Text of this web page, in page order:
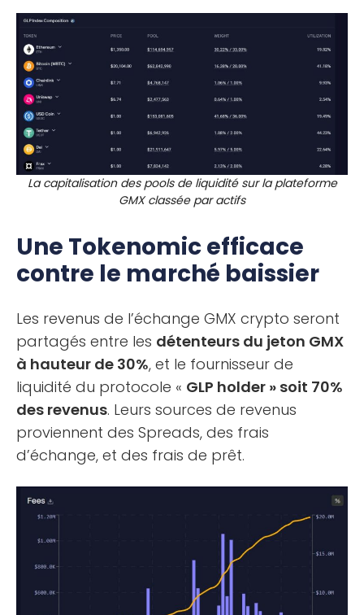
La capitalisation des pools de liquidité sur la plateforme
GMX classée par actifs
Une Tokenomic efficace
contre le marché baissier
Les revenus de l’échange GMX crypto seront
partagés entre les détenteurs du jeton GMX
à hauteur de 30%, et le fournisseur de
liquidité du protocole « GLP holder » soit 70%
des revenus. Leurs sources de revenus
proviennent des Spreads, des frais
d’échange, et des frais de prêt.